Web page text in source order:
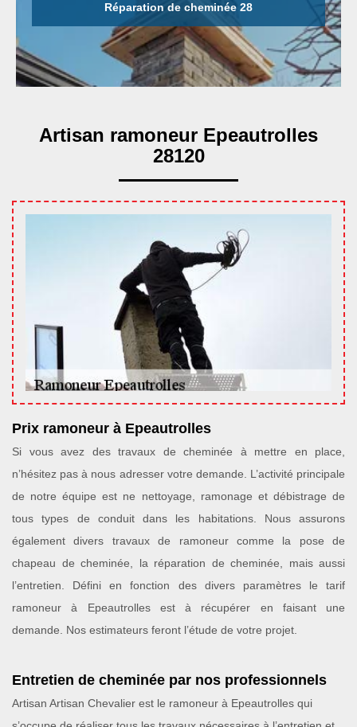
Réparation de cheminée 28
Artisan ramoneur Epeautrolles
28120
Prix ramoneur à Epeautrolles
Si vous avez des travaux de cheminée à mettre en place,
n’hésitez pas à nous adresser votre demande. L’activité principale
de notre équipe est ne nettoyage, ramonage et débistrage de
tous types de conduit dans les habitations. Nous assurons
également divers travaux de ramoneur comme la pose de
chapeau de cheminée, la réparation de cheminée, mais aussi
l’entretien. Défini en fonction des divers paramètres le tarif
ramoneur à Epeautrolles est à récupérer en faisant une
demande. Nos estimateurs feront l’étude de votre projet.
Entretien de cheminée par nos professionnels
Artisan Artisan Chevalier est le ramoneur à Epeautrolles qui